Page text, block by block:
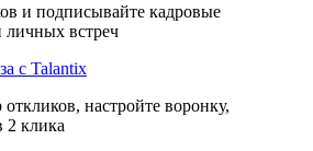
и подписывайте кадровые
личных встреч
с Talantix
настройте воронку,
2 клика